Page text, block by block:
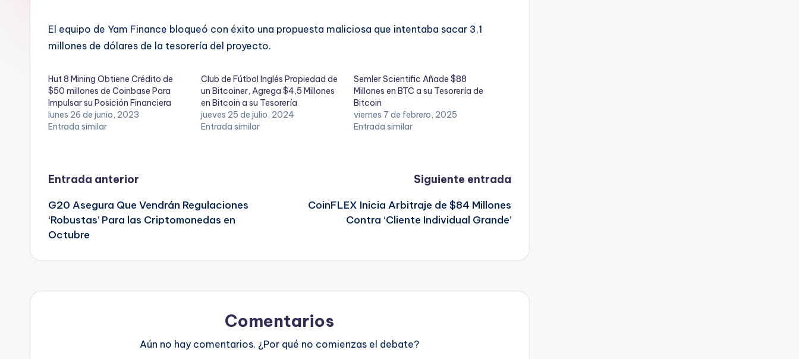
El equipo de Yam Finance bloqueó con éxito una propuesta maliciosa que intentaba sacar 3,1
millones de dólares de la tesorería del proyecto.
Hut 8 Mining Obtiene Crédito de
$50 millones de Coinbase Para
Impulsar su Posición Financiera
lunes 26 de junio, 2023
Entrada similar
Club de Fútbol Inglés Propiedad de
un Bitcoiner, Agrega $4,5 Millones
en Bitcoin a su Tesorería
jueves 25 de julio, 2024
Entrada similar
Semler Scientific Añade $88
Millones en BTC a su Tesorería de
Bitcoin
viernes 7 de febrero, 2025
Entrada similar
Navegación
de
entradas
Entrada anterior
G20 Asegura Que Vendrán Regulaciones
‘Robustas’ Para las Criptomonedas en
Octubre
Siguiente entrada
CoinFLEX Inicia Arbitraje de $84 Millones
Contra ‘Cliente Individual Grande’
Comentarios
Aún no hay comentarios. ¿Por qué no comienzas el debate?